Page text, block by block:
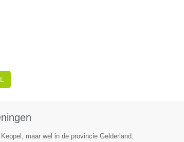
maar wel in de provincie Gelderland.